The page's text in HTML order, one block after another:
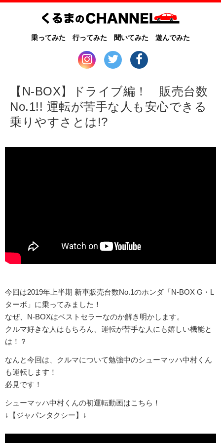
乗ってみた 行ってみた 聞いてみた 遊んでみた
【N-BOX】ドライブ編！ 販売台数
No.1!! 運転が苦手な人も安心できる
乗りやすさとは!?
今回は2019年上半期 新車販売台数No.1のホンダ「N-BOX G・L
ターボ」に乗ってみました！
なぜ、N-BOXはベストセラーなのか解き明かします。
クルマ好きな人はもちろん、運転が苦手な人にも嬉しい機能と
は！？
なんと今回は、クルマについて勉強中のシューマッハ中村くん
も運転します！
必見です！
シューマッハ中村くんの初運転動画はこちら！
↓【ジャパンタクシー】↓